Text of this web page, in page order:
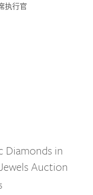
执行官
Diamonds in
Auction